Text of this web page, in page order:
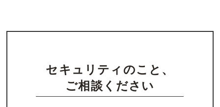
XRN-410KSN 詳細
セキュリティのこと、
ご相談ください